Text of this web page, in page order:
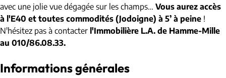
avec une jolie vue dégagée sur les champs… Vous aurez accès
à l'E40 et toutes commodités (Jodoigne) à 5’ à peine !
N'hésitez pas à contacter l'Immobilière L.A. de Hamme-Mille
au 010/86.08.33.
Informations générales